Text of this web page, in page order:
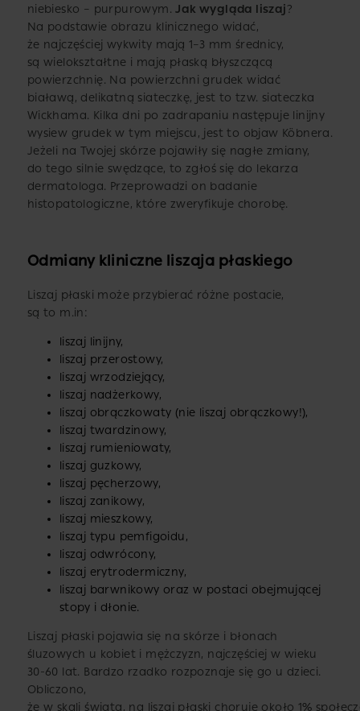
niebiesko – purpurowym.Jak wygląda liszaj?
Na podstawie obrazu klinicznego widać,
że najczęściej wykwity mają 1–3 mm średnicy,
są wielokształtne i mają płaską błyszczącą
powierzchnię. Na powierzchni grudek widać
białawą, delikatną siateczkę, jest to tzw. siateczka
Wickhama. Kilka dni po zadrapaniu następuje linijny
wysiew grudek w tym miejscu, jest to objaw Köbnera.
Jeżeli na Twojej skórze pojawiły się nagłe zmiany,
do tego silnie swędzące, to zgłoś się do lekarza
dermatologa. Przeprowadzi on badanie
histopatologiczne, które zweryfikuje chorobę.
Odmiany kliniczne liszaja płaskiego
Liszaj płaski może przybierać różne postacie,
są to m.in:
liszaj linijny,
liszaj przerostowy,
liszaj wrzodziejący,
liszaj nadżerkowy,
liszaj obrączkowaty (nie liszaj obrączkowy!),
liszaj twardzinowy,
liszaj rumieniowaty,
liszaj guzkowy,
liszaj pęcherzowy,
liszaj zanikowy,
liszaj mieszkowy,
liszaj typu pemfigoidu,
liszaj odwrócony,
liszaj erytrodermiczny,
liszaj barwnikowy oraz w postaci obejmującej
stopy i dłonie.
Liszaj płaski pojawia się na skórze i błonach
śluzowych u kobiet i mężczyzn, najczęściej w wieku
30-60 lat. Bardzo rzadko rozpoznaje się go u dzieci.
Obliczono,
że w skali świata, na liszaj płaski choruje około 1%